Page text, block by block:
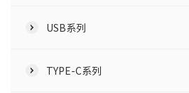
USB系列
TYPE-C系列